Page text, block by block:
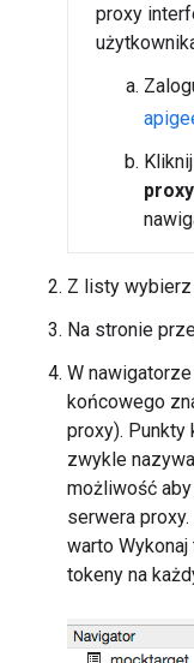
proxy
Kliknij
Z listy wybierz
Na stronie
W
końcowego
proxy). Punkty
zwykle
możliwość
serwera
warto
tokeny na